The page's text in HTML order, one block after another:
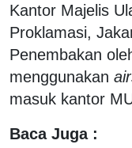
Kantor Majelis
Proklamasi,
Penembakan
menggunakan
masuk kantor
Baca Juga :